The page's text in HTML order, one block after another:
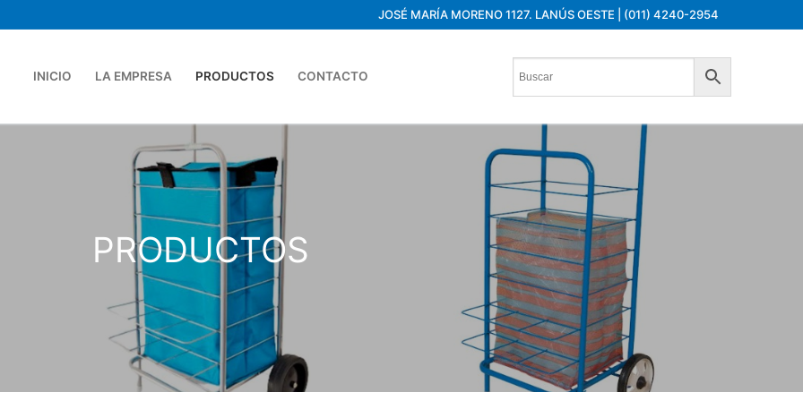
JOSÉ MARÍA MORENO 1127. LANÚS OESTE | (011) 4240-2954
INICIO LA EMPRESA PRODUCTOS CONTACTO
PRODUCTOS